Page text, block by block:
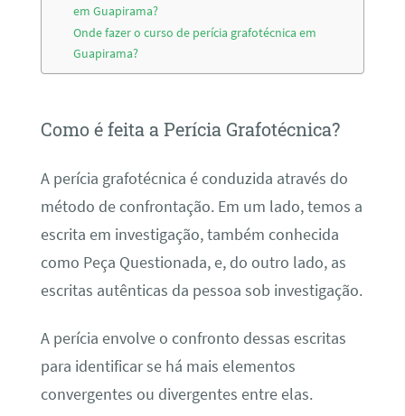
em Guapirama?
Onde fazer o curso de perícia grafotécnica em
Guapirama?
Como é feita a Perícia Grafotécnica?
A perícia grafotécnica é conduzida através do
método de confrontação. Em um lado, temos a
escrita em investigação, também conhecida
como Peça Questionada, e, do outro lado, as
escritas autênticas da pessoa sob investigação.
A perícia envolve o confronto dessas escritas
para identificar se há mais elementos
convergentes ou divergentes entre elas.